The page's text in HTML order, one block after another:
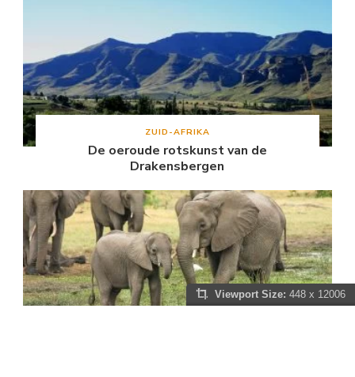
ZUID-AFRIKA
De oeroude rotskunst van de
Drakensbergen
Viewport Size: 448 x 12006